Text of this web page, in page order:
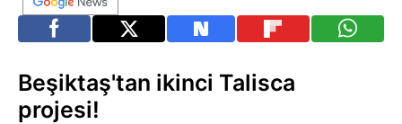
Beşiktaş'tan ikinci Talisca
projesi!